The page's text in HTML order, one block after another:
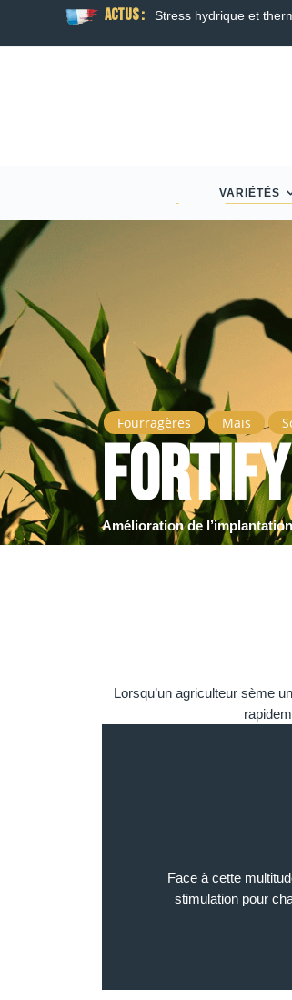
ACTUS : Guide Semis
VARIÉTÉS
Fourragères Maïs
Fortify
Amélioration de
Lorsqu’un agriculteur sème
Face à cette
stimulation pour